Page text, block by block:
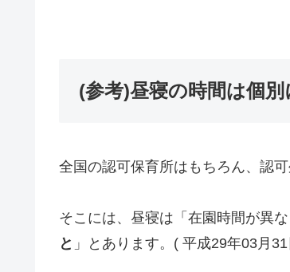
(参考)昼寝の時間は個
全国の認可保育所はもちろん、認
そこには、昼寝は「在園時間が異
と 」とあります。( 平成29年03月